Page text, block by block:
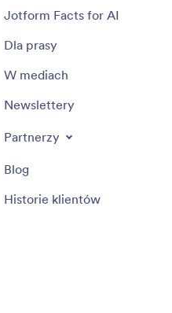
Jotform Facts for AI
Dla prasy
W mediach
Newslettery
Partnerzy
Blog
Historie klientów